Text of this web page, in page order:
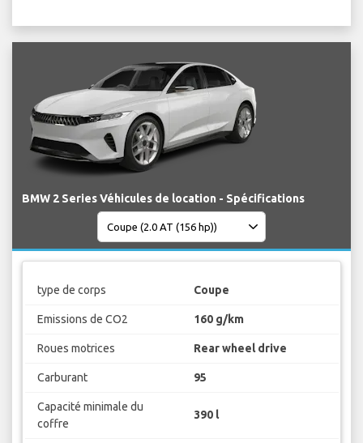
BMW 2 Series Véhicules de location - Spécifications
type de corps Coupe
Emissions de CO2 160 g/km
Roues motrices Rear wheel drive
Carburant 95
Capacité minimale du
coffre
390 l